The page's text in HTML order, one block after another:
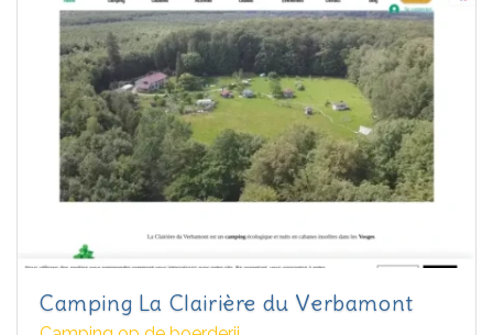
Camping La Clairière du Verbamont